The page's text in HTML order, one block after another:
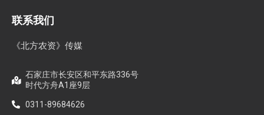
联系我们
《北方农资》传媒
石家庄市长安区和平东路336号
时代方舟A1座9层
0311-89684626